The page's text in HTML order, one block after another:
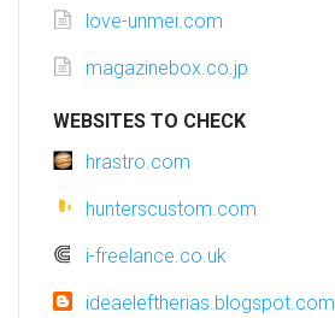
love-unmei.com
magazinebox.co.jp
WEBSITES TO CHECK
hrastro.com
hunterscustom.com
i-freelance.co.uk
ideaeleftherias.blogspot.com